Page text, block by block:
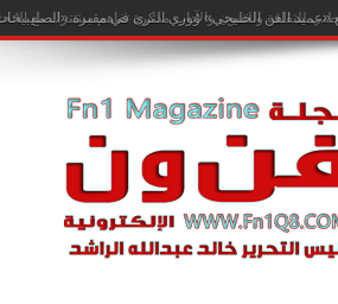
للثقافة والفنون والآداب مذكرة تفاهم مشترك مع